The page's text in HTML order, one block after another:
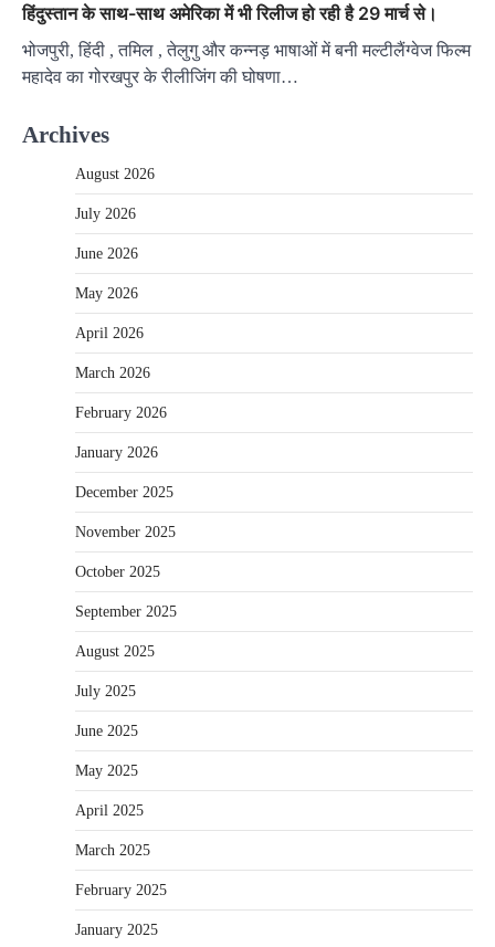
हिंदुस्तान के साथ-साथ अमेरिका में भी रिलीज हो रही है 29 मार्च से।
भोजपुरी, हिंदी , तमिल , तेलुगु और कन्नड़ भाषाओं में बनी मल्टीलैंग्वेज फिल्म
महादेव का गोरखपुर के रीलीजिंग की घोषणा…
Archives
August 2026
July 2026
June 2026
May 2026
April 2026
March 2026
February 2026
January 2026
December 2025
November 2025
October 2025
September 2025
August 2025
July 2025
June 2025
May 2025
April 2025
March 2025
February 2025
January 2025